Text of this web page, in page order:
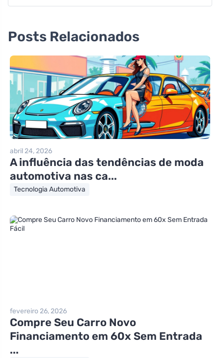
Posts Relacionados
abril 24, 2026
A influência das tendências de moda
automotiva nas ca...
Tecnologia Automotiva
fevereiro 26, 2026
Compre Seu Carro Novo
Financiamento em 60x Sem Entrada
...